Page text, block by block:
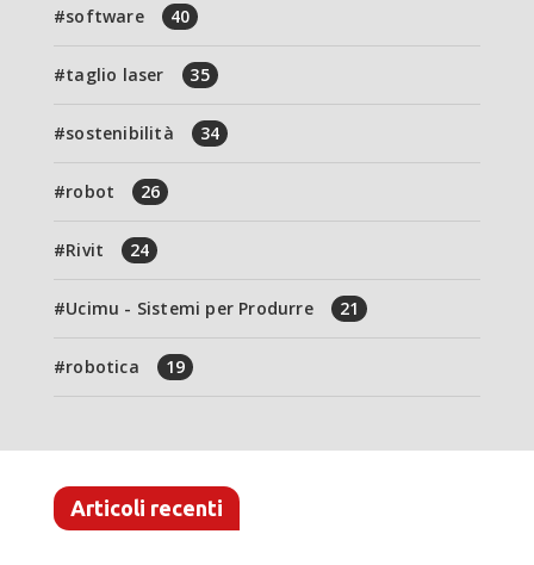
software 40
taglio laser 35
sostenibilità 34
robot 26
Rivit 24
Ucimu - Sistemi per Produrre 21
robotica 19
Articoli recenti